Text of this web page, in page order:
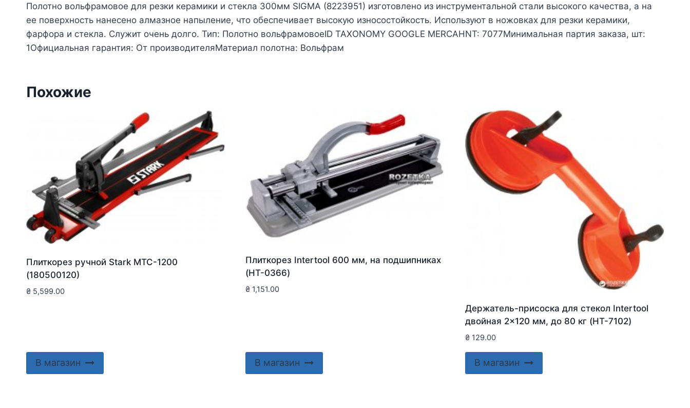
Полотно вольфрамовое для резки керамики и стекла 300мм SIGMA (8223951) изготовлено из инструментальной стали высокого качества, а на
ее поверхность нанесено алмазное напыление, что обеспечивает высокую износостойкость. Используют в ножовках для резки керамики,
фарфора и стекла. Служит очень долго. Тип: Полотно вольфрамовоеID TAXONOMY GOOGLE MERCAHNT: 7077Минимальная партия заказа, шт:
1Официальная гарантия: От производителяМатериал полотна: Вольфрам
Похожие
Плиткорез ручной Stark MTC-1200
(180500120)
₴ 5,599.00
В магазин
Плиткорез Intertool 600 мм, на подшипниках
(HT-0366)
₴ 1,151.00
В магазин
Держатель-присоска для стекол Intertool
двойная 2×120 мм, до 80 кг (HT-7102)
₴129.00
В магазин